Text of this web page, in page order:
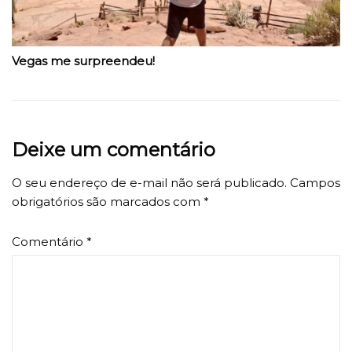
Vegas me surpreendeu!
Deixe um comentário
O seu endereço de e-mail não será publicado. Campos
obrigatórios são marcados com *
Comentário *